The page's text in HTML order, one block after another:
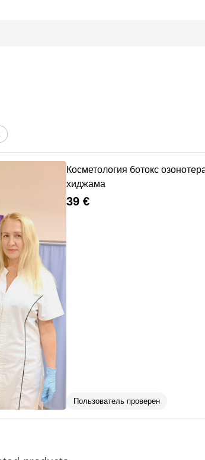
Косметология ботокс
хиджама
39 €
Пользователь проверен